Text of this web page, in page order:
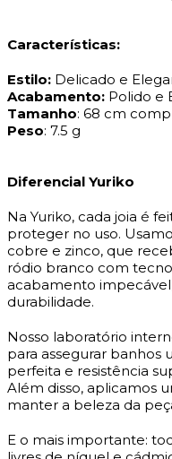
Características:
Estilo: Delicado e
Acabamento: Polido e
Tamanho: 68 cm
Peso: 7.5 g
Diferencial Yuriko
Na Yuriko, cada joia é
proteger no uso.
cobre e zinco, que
ródio branco com
acabamento
durabilidade.
Nosso laboratório
para assegurar banhos
perfeita e resistência
Além disso, aplicamos
manter a beleza da
E o mais importante: